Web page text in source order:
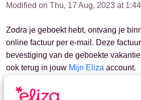
Modified on Thu, 17 Aug, 2023 at
Zodra je geboekt hebt, ontvang je
online factuur per e-mail. Deze
bevestiging van de geboekte
ook terug in jouw Mijn Eliza account.
Wijzig je daarna iets in jouw